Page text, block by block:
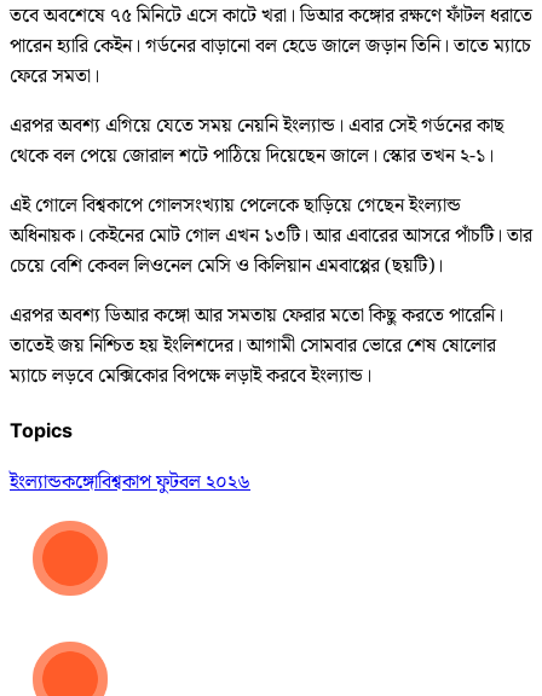
তবে অবশেষে ৭৫ মিনিটে এসে কাটে খরা। ডিআর কঙ্গোর রক্ষণে ফাঁটল ধরাতে
পারেন হ্যারি কেইন। গর্ডনের বাড়ানো বল হেডে জালে জড়ান তিনি। তাতে ম্যাচে
ফেরে সমতা।
এরপর অবশ্য এগিয়ে যেতে সময় নেয়নি ইংল্যান্ড। এবার সেই গর্ডনের কাছ
থেকে বল পেয়ে জোরাল শটে পাঠিয়ে দিয়েছেন জালে। স্কোর তখন ২-১।
এই গোলে বিশ্বকাপে গোলসংখ্যায় পেলেকে ছাড়িয়ে গেছেন ইংল্যান্ড
অধিনায়ক। কেইনের মোট গোল এখন ১৩টি। আর এবারের আসরে পাঁচটি। তার
চেয়ে বেশি কেবল লিওনেল মেসি ও কিলিয়ান এমবাপ্পের (ছয়টি)।
এরপর অবশ্য ডিআর কঙ্গো আর সমতায় ফেরার মতো কিছু করতে পারেনি।
তাতেই জয় নিশ্চিত হয় ইংলিশদের। আগামী সোমবার ভোরে শেষ ষোলোর
ম্যাচে লড়বে মেক্সিকোর বিপক্ষে লড়াই করবে ইংল্যান্ড।
Topics
ইংল্যান্ডকঙ্গোবিশ্বকাপ ফুটবল ২০২৬